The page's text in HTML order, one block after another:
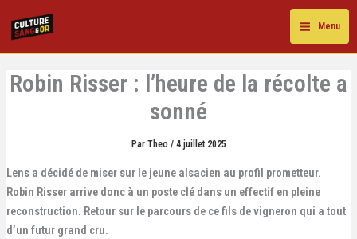
Menu
Robin Risser : l’heure de la récolte a
sonné
Par Theo / 4 juillet 2025
Lens a décidé de miser sur le jeune alsacien au profil prometteur.
Robin Risser arrive donc à un poste clé dans un effectif en pleine
reconstruction. Retour sur le parcours de ce fils de vigneron qui a tout
d’un futur grand cru.